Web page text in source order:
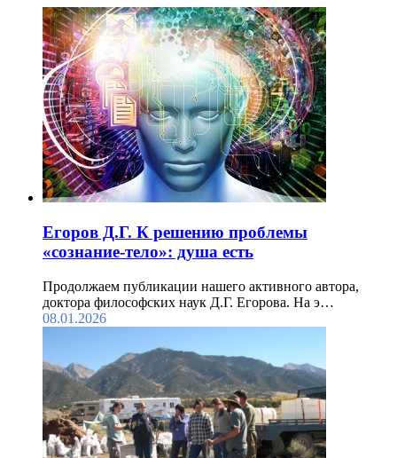
Егоров Д.Г. К решению проблемы
«сознание-тело»: душа есть
Продолжаем публикации нашего активного автора,
доктора философских наук Д.Г. Егорова. На э…
08.01.2026